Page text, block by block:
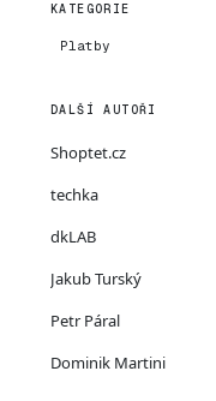
KATEGORIE
Platby
DALŠÍ AUTOŘI
Shoptet.cz
techka
dkLAB
Jakub Turský
Petr Páral
Dominik Martini